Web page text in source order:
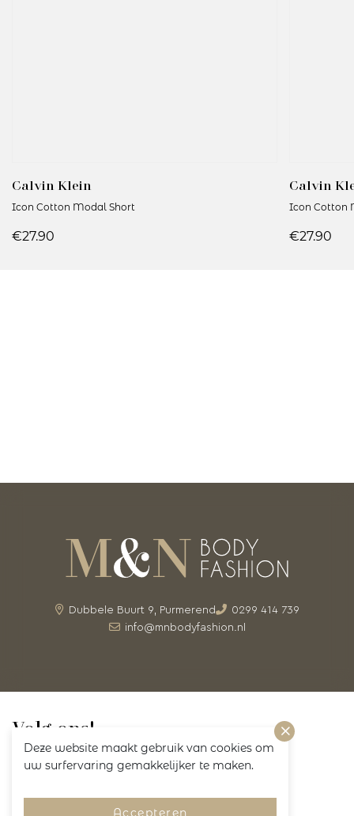
Deze website maakt gebruik van cookies om
uw surfervaring gemakkelijker te maken.
Accepteren
Calvin Klein
Icon Cotton Modal Short
€27.90
Calvin
Icon Cotton
€27.90
Dubbele Buurt 9, Purmerend
0299 414 739
info@mnbodyfashion.nl
Volg ons!